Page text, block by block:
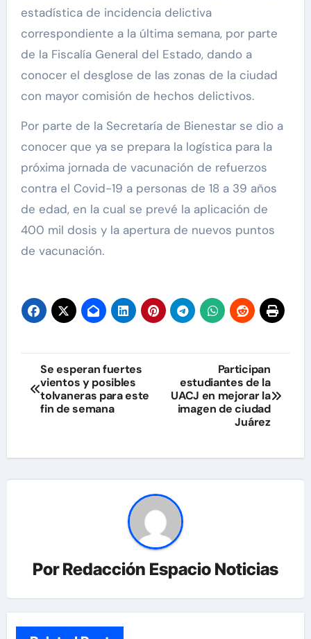
estadística de incidencia delictiva
correspondiente a la última semana, por parte
de la Fiscalía General del Estado, dando a
conocer el desglose de las zonas de la ciudad
con mayor comisión de hechos delictivos.
Por parte de la Secretaría de Bienestar se dio a
conocer que ya se prepara la logística para la
próxima jornada de vacunación de refuerzos
contra el Covid-19 a personas de 18 a 39 años
de edad, en la cual se prevé la aplicación de
400 mil dosis y la apertura de nuevos puntos
de vacunación.
Navegación
de
Se esperan fuertes
vientos y posibles
tolvaneras para este
fin de semana
Participan
estudiantes de la
UACJ en mejorar la
imagen de ciudad
Juárez
PorRedacción Espacio Noticias